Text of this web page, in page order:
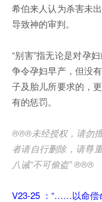
希伯来人认为杀害未
导致神的审判。
“别害”指无论是对孕
争令孕妇早产，但没
子及胎儿所要求的，
有的惩罚。
®®®未经授权，请勿
者请自行删除，请尊
八诫“不可偷盗” ®®®
V23-25 ：“……以命